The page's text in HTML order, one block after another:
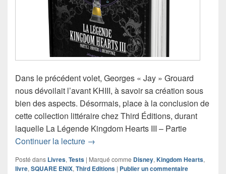
Dans le précédent volet, Georges « Jay » Grouard
nous dévoilait l’avant KHIII, à savoir sa création sous
bien des aspects. Désormais, place à la conclusion de
cette collection littéraire chez Third Éditions, durant
laquelle La Légende Kingdom Hearts III – Partie
Continuer la lecture Critique du livre La Légende
→
Posté dans Livres, Tests | Marqué comme Disney, Kingdom Hearts,
livre, SQUARE ENIX, Third Editions | Publier un commentaire